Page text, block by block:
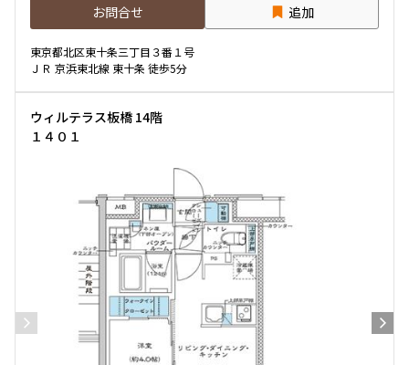
お問合せ 追加
東京都北区東十条三丁目３番１号
ＪＲ 京浜東北線 東十条 徒歩5分
ウィルテラス板橋 14階
１４０１